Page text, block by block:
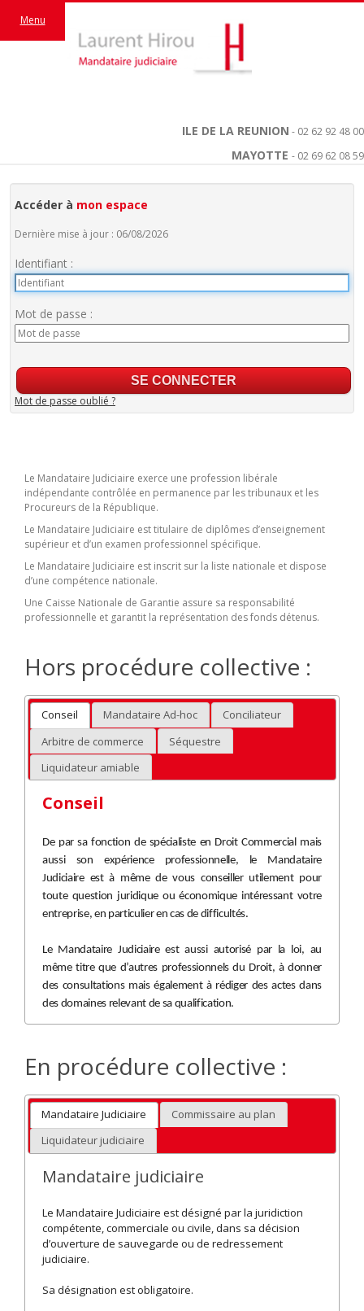
ILE DE LA REUNION - 02 62 92 48 00
MAYOTTE - 02 69 62 08 59
Menu
Accéder à mon espace
Dernière mise à jour : 06/08/2026
Identifiant :
Mot de passe :
Mot de passe oublié ?
Le Mandataire Judiciaire exerce une profession libérale
indépendante contrôlée en permanence par les tribunaux et les
Procureurs de la République.
Le Mandataire Judiciaire est titulaire de diplômes d’enseignement
supérieur et d’un examen professionnel spécifique.
Le Mandataire Judiciaire est inscrit sur la liste nationale et dispose
d’une compétence nationale.
Une Caisse Nationale de Garantie assure sa responsabilité
professionnelle et garantit la représentation des fonds détenus.
Hors procédure collective :
Conseil Mandataire Ad-hoc
Conciliateur
Arbitre de commerce
Séquestre
Liquidateur amiable
Conseil
De par sa fonction de spécialiste en Droit Commercial mais
aussi son expérience professionnelle, le Mandataire
Judiciaire est à même de vous conseiller utilement pour
toute question juridique ou économique intéressant votre
entreprise, en particulier en cas de difficultés.
Le Mandataire Judiciaire est aussi autorisé par la loi, au
même titre que d’autres professionnels du Droit, à donner
des consultations mais également à rédiger des actes dans
des domaines relevant de sa qualification.
En procédure collective :
Mandataire Judiciaire
Commissaire au plan
Liquidateur judiciaire
Mandataire judiciaire
Le Mandataire Judiciaire est désigné par la juridiction
compétente, commerciale ou civile, dans sa décision
d’ouverture de sauvegarde ou de redressement
judiciaire.
Sa désignation est obligatoire.